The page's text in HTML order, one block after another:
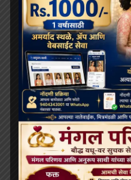
SEARCH
Search
for: